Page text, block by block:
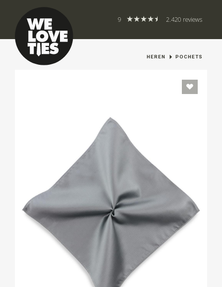
9 2.420 reviews
HEREN POCHETS